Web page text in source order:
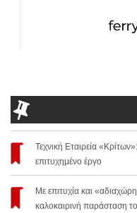
Τεχνική Εταιρεία
επιτυχημένο έργο
Με επιτυχία και
καλοκαιρινή παράσταση